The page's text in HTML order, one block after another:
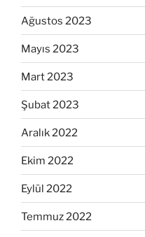
Ağustos 2023
Mayıs 2023
Mart 2023
Şubat 2023
Aralık 2022
Ekim 2022
Eylül 2022
Temmuz 2022